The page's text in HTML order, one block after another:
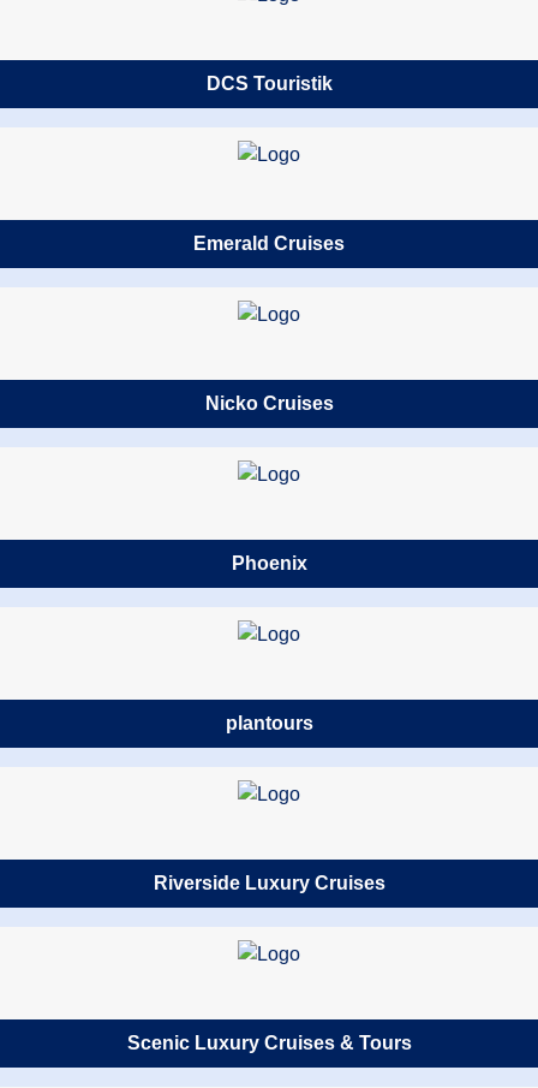
DCS Touristik
Emerald Cruises
Nicko Cruises
Phoenix
plantours
Riverside Luxury Cruises
Scenic Luxury Cruises & Tours